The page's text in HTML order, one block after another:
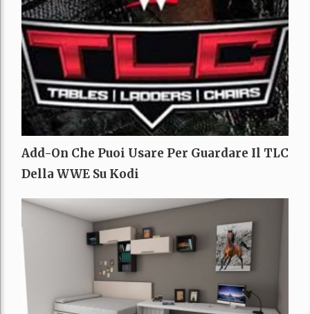
Add-On Che Puoi Usare Per Guardare Il TLC
Della WWE Su Kodi